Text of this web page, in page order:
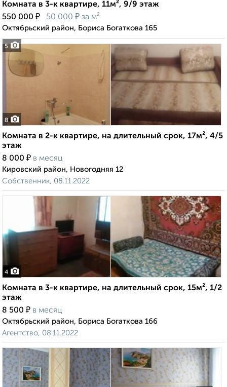
5
Комната в 3-к квартире, 11м², 9/9 этаж
550 000 ₽ 50 000 ₽ за м²
Октябрьский район, Бориса Богаткова 165
8
Комната в 2-к квартире, на длительный срок, 17м², 4/5
этаж
8 000 ₽ в месяц
Кировский район, Новогодняя 12
Собственник, 08.11.2022
4
Комната в 3-к квартире, на длительный срок, 15м², 1/2
этаж
8 500 ₽ в месяц
Октябрьский район, Бориса Богаткова 166
Агентство, 08.11.2022